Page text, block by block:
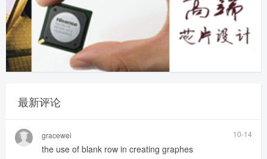
最新评论
gracewei 10-14
the use of blank row in creating graphes